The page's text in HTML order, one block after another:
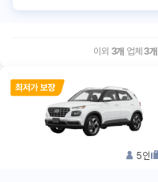
이외 3개 업체3개
5인